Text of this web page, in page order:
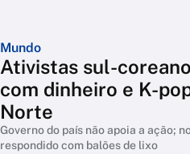
Mundo
Ativistas sul-
com dinheiro e K-
Norte
Governo do país não apoia a ação;
respondido com balões de lixo